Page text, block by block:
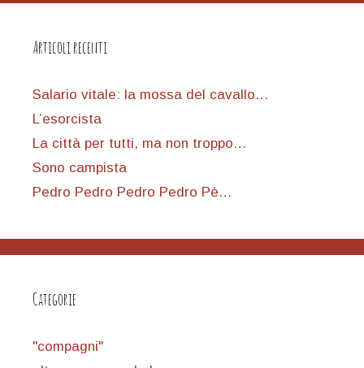
Articoli recenti
Salario vitale: la mossa del cavallo…
L’esorcista
La città per tutti, ma non troppo…
Sono campista
Pedro Pedro Pedro Pedro Pè…
Categorie
"compagni"